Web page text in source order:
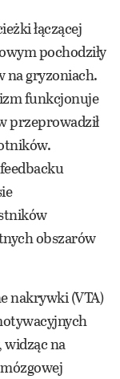
łączącej
pochodziły
na gryzoniach.
funkcjonuje
przeprowadził
obszarów
nakrywki (VTA)
widząc na